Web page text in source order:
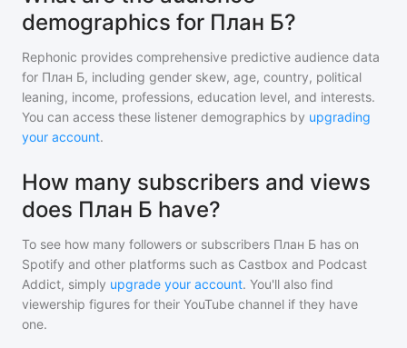
demographics for План Б?
Rephonic provides comprehensive predictive audience data
for План Б, including gender skew, age, country, political
leaning, income, professions, education level, and interests.
You can access these listener demographics by upgrading
your account.
How many subscribers and views
does План Б have?
To see how many followers or subscribers План Б has on
Spotify and other platforms such as Castbox and Podcast
Addict, simply upgrade your account. You'll also find
viewership figures for their YouTube channel if they have
one.